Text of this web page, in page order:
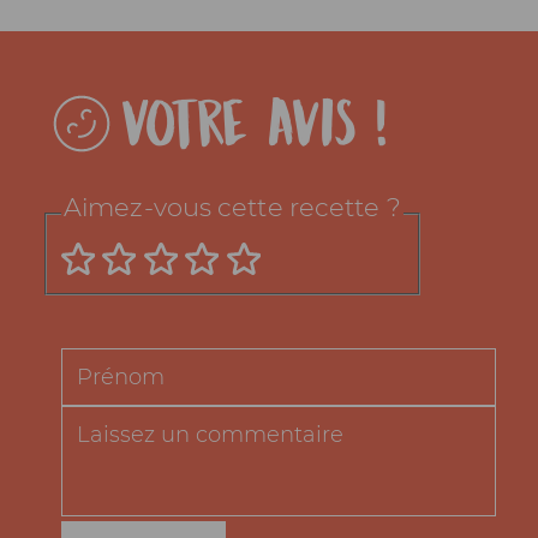
Votre avis !
Aimez-vous cette recette ?